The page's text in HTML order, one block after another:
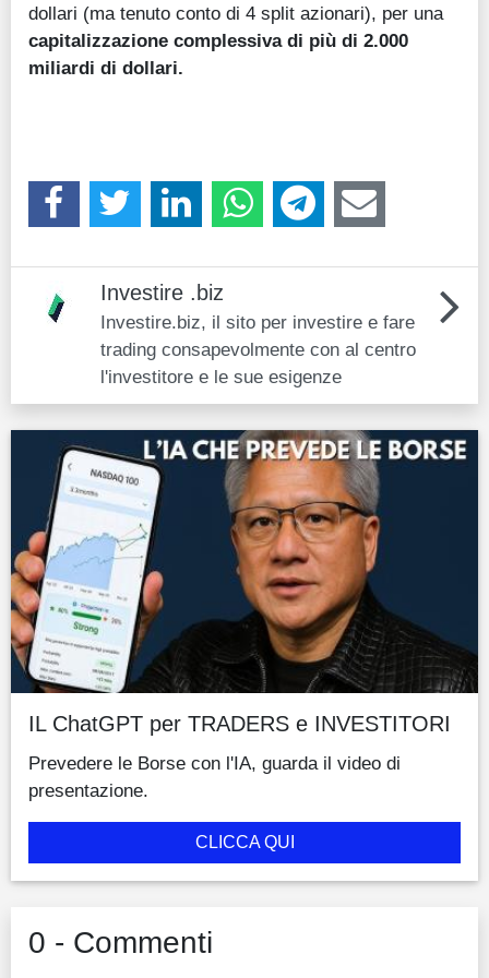
dollari (ma tenuto conto di 4 split azionari), per una
capitalizzazione complessiva di più di 2.000
miliardi di dollari.
Investire .biz
Investire.biz, il sito per investire e fare
trading consapevolmente con al centro
l'investitore e le sue esigenze
IL ChatGPT per TRADERS e INVESTITORI
Prevedere le Borse con l'IA, guarda il video di
presentazione.
CLICCA QUI
0 - Commenti